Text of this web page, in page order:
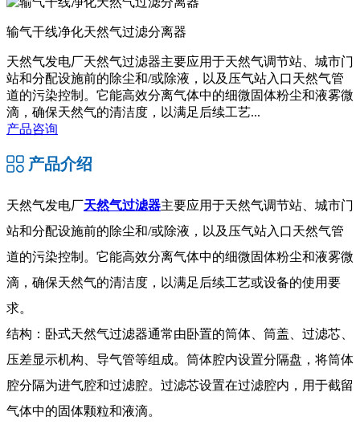
输气干线净化天然气过滤分离器
天然气发电厂天然气过滤器主要应用于天然气调节站、城市门
站和分配设施前的除尘和/或除液，以及压气站入口天然气管
道的污染控制。它能高效分离气体中的细微固体粉尘和液雾微
滴，确保天然气的清洁度，以满足后续工艺...
产品咨询
产品介绍
天然气发电厂 天然气过滤器主要应用于天然气调节站、城市门
站和分配设施前的除尘和/或除液，以及压气站入口天然气管
道的污染控制。它能高效分离气体中的细微固体粉尘和液雾微
滴，确保天然气的清洁度，以满足后续工艺或设备的使用要
求。
结构：卧式天然气过滤器通常由卧置的筒体、筒盖、过滤芯、
压差显示机构、导气管等组成。筒体腔内设置分隔盘，将筒体
腔分隔为进气腔和过滤腔。过滤芯设置在过滤腔内，用于截留
气体中的固体颗粒和液滴。